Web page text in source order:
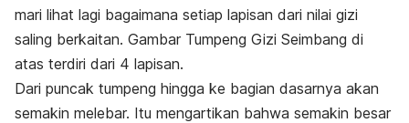
mari lihat lagi bagaimana setiap lapisan dari nilai gizi
saling berkaitan. Gambar Tumpeng Gizi Seimbang di
atas terdiri dari 4 lapisan.
Dari puncak tumpeng hingga ke bagian dasarnya akan
semakin melebar. Itu mengartikan bahwa semakin besar